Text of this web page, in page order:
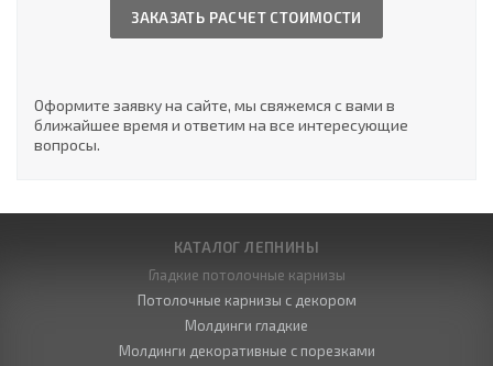
ЗАКАЗАТЬ РАСЧЕТ СТОИМОСТИ
Оформите заявку на сайте, мы свяжемся с вами в
ближайшее время и ответим на все интересующие
вопросы.
КАТАЛОГ ЛЕПНИНЫ
Гладкие потолочные карнизы
Потолочные карнизы с декором
Молдинги гладкие
Молдинги декоративные с порезками